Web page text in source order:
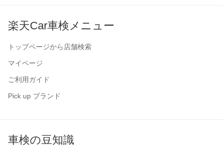
楽天Car車検メニュー
トップページから店舗検索
マイページ
ご利用ガイド
Pick up ブランド
車検の豆知識